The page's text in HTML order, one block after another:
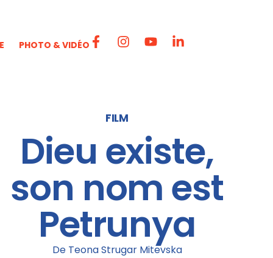
PHOTO & VIDÉO
FILM
Dieu existe,
son nom est
Petrunya
De Teona Strugar Mitevska